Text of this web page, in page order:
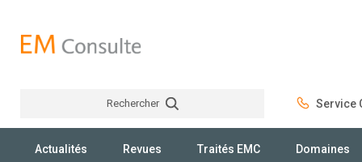
Rechercher Service
Actualités Revues Traités EMC Domaines